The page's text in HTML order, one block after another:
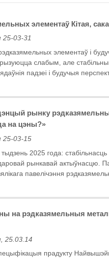
элементаў Кітая,
25-03-31
элементаў і
слабым, але
падзеі і будучыя
рынку
на цэны?»
25-03-15
2025 года:
рынкавай актыўнасцю.
павелічэння
на рэдказямельныя
25.03.14
прадукту